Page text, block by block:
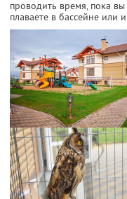
проводить время, пока
плаваете в бассейне или